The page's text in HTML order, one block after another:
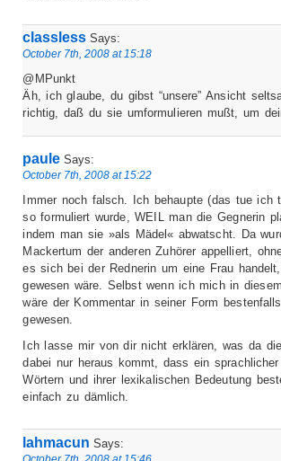
classless Says:
October 7th, 2008 at 15:18
@MPunkt
Äh, ich glaube, du gibst “unsere” Ansicht
richtig, daß du sie umformulieren mußt, um
paule Says:
October 7th, 2008 at 15:22
Immer noch falsch. Ich behaupte (das tue ich
so formuliert wurde, WEIL man die Gegnerin
indem man sie »als Mädel« abwatscht. Da
Mackertum der anderen Zuhörer appelliert,
es sich bei der Rednerin um eine Frau
gewesen wäre. Selbst wenn ich mich in
wäre der Kommentar in seiner Form
gewesen.
Ich lasse mir von dir nicht erklären, was da
dabei nur heraus kommt, dass ein
Wörtern und ihrer lexikalischen Bedeutung
einfach zu dämlich.
lahmacun Says:
October 7th, 2008 at 15:46